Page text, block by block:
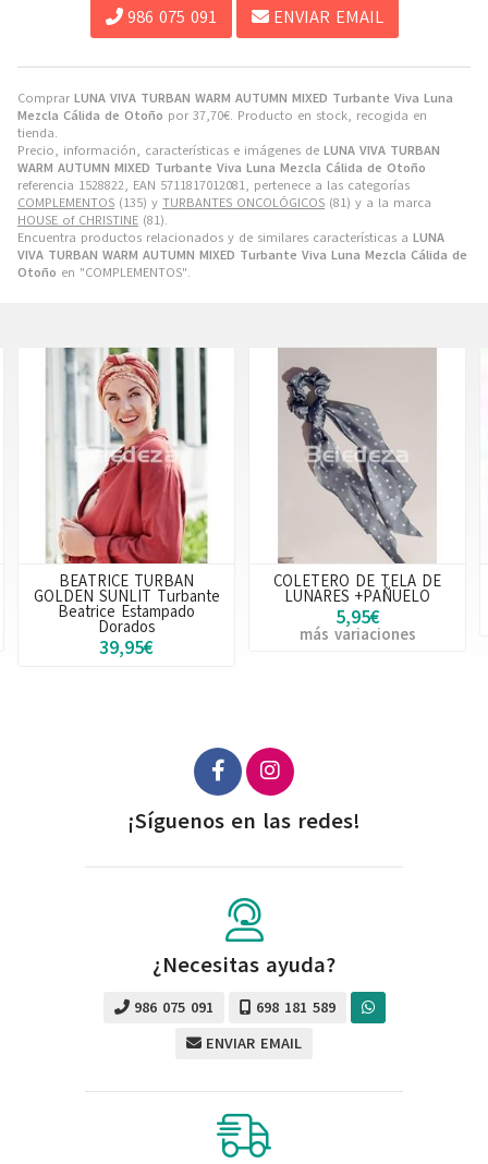
Comprar LUNA VIVA TURBAN WARM AUTUMN MIXED Turbante Viva Luna
Mezcla Cálida de Otoño por 37,70€. Producto en stock, recogida en
tienda.
Precio, información, características e imágenes de LUNA VIVA TURBAN
WARM AUTUMN MIXED Turbante Viva Luna Mezcla Cálida de Otoño
referencia 1528822, EAN 5711817012081, pertenece a las categorías
COMPLEMENTOS (135) y TURBANTES ONCOLÓGICOS (81) y a la marca
HOUSE of CHRISTINE (81).
Encuentra productos relacionados y de similares características a LUNA
VIVA TURBAN WARM AUTUMN MIXED Turbante Viva Luna Mezcla Cálida de
Otoño en "COMPLEMENTOS".
986 075 091 ENVIAR EMAIL
COLETERO DE TELA DE
LUNARES +PAÑUELO
5,95€
más variaciones
DIADEMA/CORONA
AJUSTABLE DE FLORES
16,50€
¡Síguenos en las redes!
¿Necesitas ayuda?
986 075 091
698 181 589
ENVIAR EMAIL